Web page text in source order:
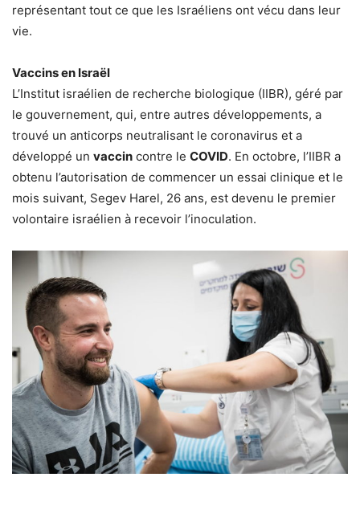
représentant tout ce que les Israéliens ont vécu dans leur
vie.
Vaccins en Israël
L’Institut israélien de recherche biologique (IIBR), géré par
le gouvernement, qui, entre autres développements, a
trouvé un anticorps neutralisant le coronavirus et a
développé un vaccin contre le COVID. En octobre, l’IIBR a
obtenu l’autorisation de commencer un essai clinique et le
mois suivant, Segev Harel, 26 ans, est devenu le premier
volontaire israélien à recevoir l’inoculation.